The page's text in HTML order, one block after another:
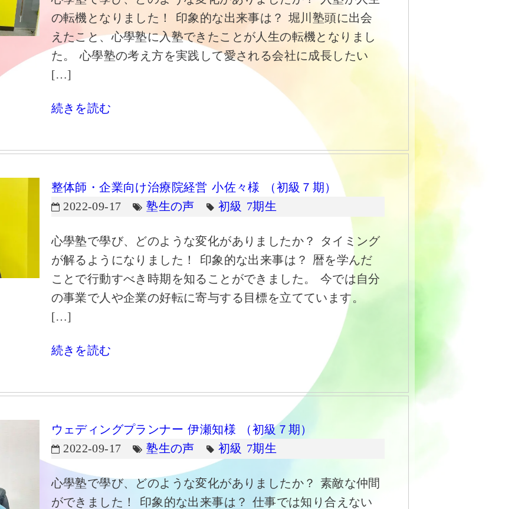
の転機となりました！ 印象的な出来事は？ 堀川塾頭に出会
えたこと、心學塾に入塾できたことが人生の転機となりまし
た。 心學塾の考え方を実践して愛される会社に成長したい
[…]
続きを読む
整体師・企業向け治療院経営 小佐々様 （初級７期）
2022-09-17
塾生の声 初級 7期生
心學塾で學び、どのような変化がありましたか？ タイミング
が解るようになりました！ 印象的な出来事は？ 暦を学んだ
ことで行動すべき時期を知ることができました。 今では自分
の事業で人や企業の好転に寄与する目標を立てています。
[…]
続きを読む
ウェディングプランナー 伊瀬知様 （初級７期）
2022-09-17
塾生の声 初級 7期生
心學塾で學び、どのような変化がありましたか？ 素敵な仲間
ができました！ 印象的な出来事は？ 仕事では知り合えない